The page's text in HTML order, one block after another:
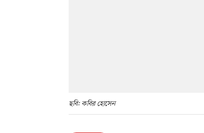
ছবি: কবির হোসেন